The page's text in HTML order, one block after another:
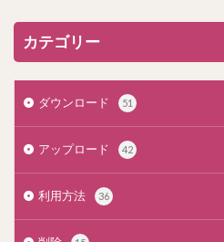
カテゴリー
ダウンロード 51
アップロード 42
利用方法 36